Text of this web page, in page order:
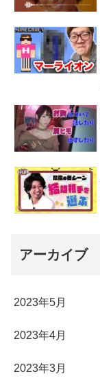
アーカイブ
2023年5月
2023年4月
2023年3月